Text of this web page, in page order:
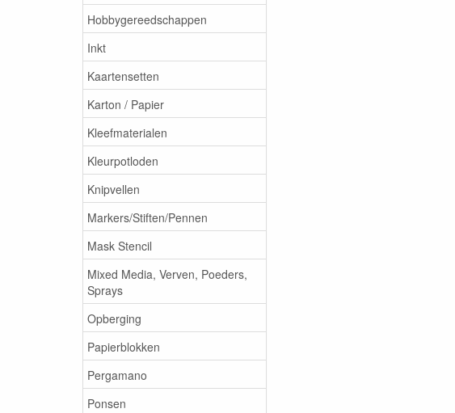
Hobbygereedschappen
Inkt
Kaartensetten
Karton / Papier
Kleefmaterialen
Kleurpotloden
Knipvellen
Markers/Stiften/Pennen
Mask Stencil
Mixed Media, Verven, Poeders,
Sprays
Opberging
Papierblokken
Pergamano
Ponsen